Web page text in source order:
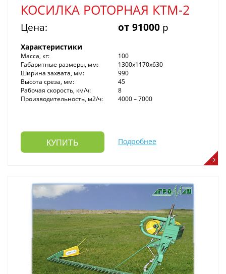
КОСИЛКА РОТОРНАЯ КТМ-2
Цена: от 91000 р
Характеристики
Масса, кг:
100
Габаритные размеры, мм:
1300х1170х630
Ширина захвата, мм:
990
Высота среза, мм:
45
Рабочая скорость, км/ч:
8
Производительность, м2/ч:
4000 – 7000
КУПИТЬ Подробнее